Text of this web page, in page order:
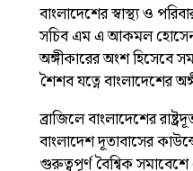
বাংলাদেশের স্বাস্থ্য ও
সচিব এম এ আকমল হোসেন
অঙ্গীকারের অংশ হিসেবে
শৈশব যত্নে বাংলাদেশের
ব্রাজিলে বাংলাদেশের
বাংলাদেশ দূতাবাসের
গুরুত্বপূর্ণ বৈশ্বিক সমাবেশে